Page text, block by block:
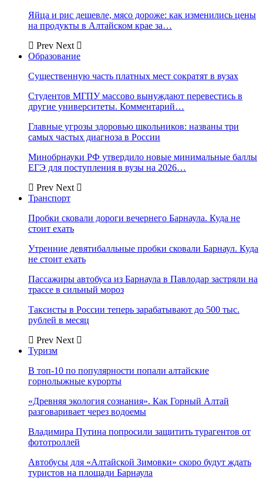
Яйца и рис дешевле, мясо дороже: как изменились цены
на продукты в Алтайском крае за…
Prev Next
Образование
Существенную часть платных мест сократят в вузах
Студентов МГПУ массово вынуждают перевестись в
другие университеты. Комментарий…
Главные угрозы здоровью школьников: названы три
самых частых диагноза в России
Минобрнауки РФ утвердило новые минимальные баллы
ЕГЭ для поступления в вузы на 2026…
Prev Next
Транспорт
Пробки сковали дороги вечернего Барнаула. Куда не
стоит ехать
Утренние девятибалльные пробки сковали Барнаул. Куда
не стоит ехать
Пассажиры автобуса из Барнаула в Павлодар застряли на
трассе в сильный мороз
Таксисты в России теперь зарабатывают до 500 тыс.
рублей в месяц
Prev Next
Туризм
В топ-10 по популярности попали алтайские
горнолыжные курорты
«Древняя экология сознания». Как Горный Алтай
разговаривает через водоемы
Владимира Путина попросили защитить турагентов от
фототроллей
Автобусы для «Алтайской Зимовки» скоро будут ждать
туристов на площади Барнаула